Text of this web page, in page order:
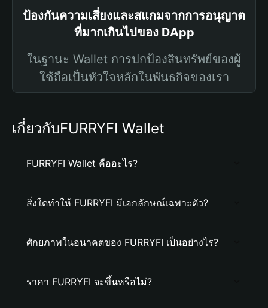
ป้องกันความเสี่ยงและสแกมจากการอนุญาต
ที่มากเกินไปของ DApp
ในฐานะ Wallet การปกป้องสินทรัพย์ของผู้
ใช้ถือเป็นหัวใจหลักในพันธกิจของเรา
เกี่ยวกับFURRYFI Wallet
FURRYFI Wallet คืออะไร?
สิ่งใดทำให้ FURRYFI มีเอกลักษณ์เฉพาะตัว?
ศักยภาพในอนาคตของ FURRYFI เป็นอย่างไร?
ราคา FURRYFI จะขึ้นหรือไม่?